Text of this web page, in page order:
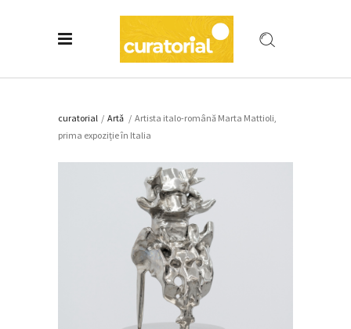
curatorial / Artǎ / Artista italo-română Marta Mattioli,
prima expoziție în Italia